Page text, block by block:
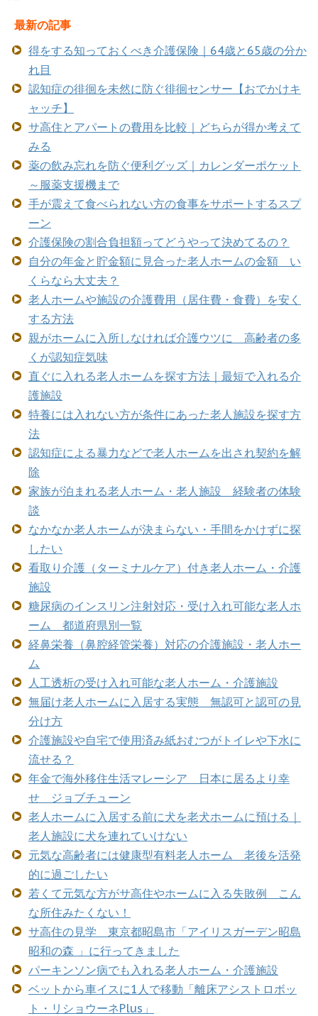
最新の記事
得をする知っておくべき介護保険｜64歳と65歳の分か
れ目
認知症の徘徊を未然に防ぐ徘徊センサー【おでかけキ
ャッチ】
サ高住とアパートの費用を比較｜どちらが得か考えて
みる
薬の飲み忘れを防ぐ便利グッズ｜カレンダーポケット
～服薬支援機まで
手が震えて食べられない方の食事をサポートするスプ
ーン
介護保険の割合負担額ってどうやって決めてるの？
自分の年金と貯金額に見合った老人ホームの金額 い
くらなら大丈夫？
老人ホームや施設の介護費用（居住費・食費）を安く
する方法
親がホームに入所しなければ介護ウツに 高齢者の多
くが認知症気味
直ぐに入れる老人ホームを探す方法｜最短で入れる介
護施設
特養には入れない方が条件にあった老人施設を探す方
法
認知症による暴力などで老人ホームを出され契約を解
除
家族が泊まれる老人ホーム・老人施設 経験者の体験
談
なかなか老人ホームが決まらない・手間をかけずに探
したい
看取り介護（ターミナルケア）付き老人ホーム・介護
施設
糖尿病のインスリン注射対応・受け入れ可能な老人ホ
ーム 都道府県別一覧
経鼻栄養（鼻腔経管栄養）対応の介護施設・老人ホー
ム
人工透析の受け入れ可能な老人ホーム・介護施設
無届け老人ホームに入居する実態 無認可と認可の見
分け方
介護施設や自宅で使用済み紙おむつがトイレや下水に
流せる？
年金で海外移住生活マレーシア 日本に居るより幸
せ ジョブチューン
老人ホームに入居する前に犬を老犬ホームに預ける｜
老人施設に犬を連れていけない
元気な高齢者には健康型有料老人ホーム 老後を活発
的に過ごしたい
若くて元気な方がサ高住やホームに入る失敗例 こん
な所住みたくない！
サ高住の見学 東京都昭島市「アイリスガーデン昭島
昭和の森 」に行ってきました
パーキンソン病でも入れる老人ホーム・介護施設
ベットから車イスに1人で移動「離床アシストロボッ
ト・リショウーネPlus」